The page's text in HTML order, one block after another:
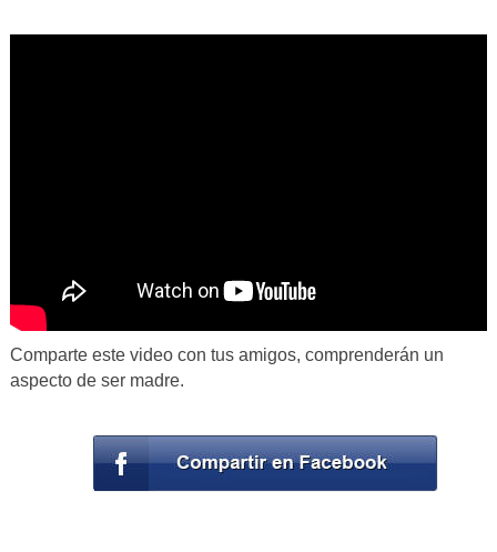
Comparte este video con tus amigos, comprenderán un
aspecto de ser madre.